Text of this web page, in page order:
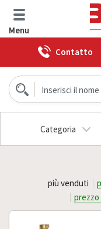
Menu
Contatto
Categoria
più venduti
prezzo